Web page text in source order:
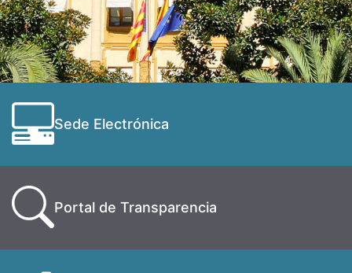
Sede Electrónica
Portal de Transparencia